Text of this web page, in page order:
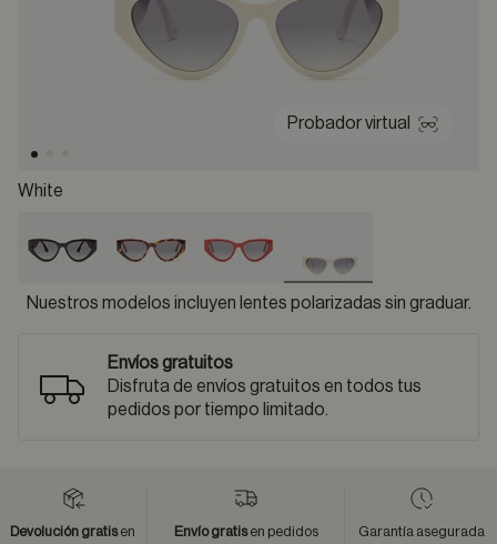
Probador virtual
White
selected
Nuestros modelos incluyen lentes polarizadas sin graduar.
Envíos gratuitos
Disfruta de envíos gratuitos en todos tus
pedidos por tiempo limitado.
Devolución gratisen
Envío gratisen pedidos
Garantía asegurada